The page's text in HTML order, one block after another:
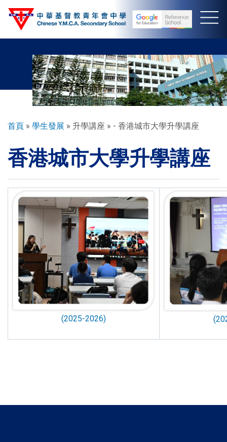
導
連
結
首頁 學生發展 升學講座 - 香港城市大學升學講座
香港城市大學升學講座
(2025-2026)